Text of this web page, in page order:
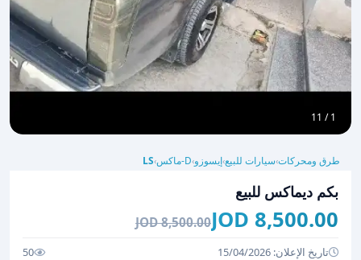
1 / 11
طرق ومحركات›سيارات للبيع›إيسوزو›D-ماكس ›
LS
بكم ديماكس للبيع
8,500.00 JOD
8,500.00 JOD
تاريخ الإعلان: 15/04/2026 50